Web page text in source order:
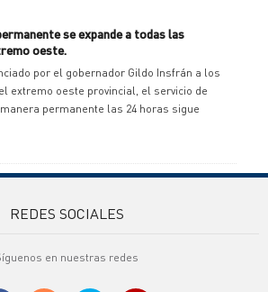
se expande a todas las
oeste.
por el gobernador Gildo Insfrán a los
extremo oeste provincial, el servicio de
permanente las 24 horas sigue
REDES SOCIALES
en nuestras redes